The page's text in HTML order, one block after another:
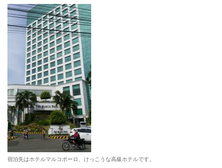
宿泊先はホテルマルコポーロ、けっこうな高級ホテルです。